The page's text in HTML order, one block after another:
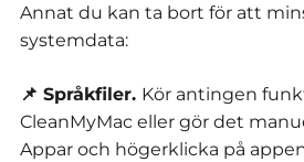
Annat du kan ta bort för att
systemdata:
📌 Språkfiler. Kör antingen
CleanMyMac eller gör det
Appar och högerklicka på